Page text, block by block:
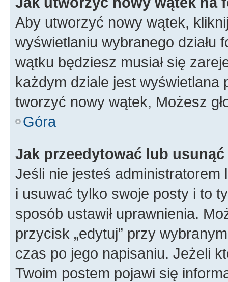
Aby utworzyć nowy wątek,
wyświetlaniu wybranego działu
wątku będziesz musiał się
każdym dziale jest wyświetlana
tworzyć nowy wątek, Możesz
Góra
Jak przeedytować lub
Jeśli nie jesteś
i usuwać tylko swoje posty i to
sposób ustawił uprawnienia.
przycisk „edytuj” przy
czas po jego napisaniu. Jeżeli
Twoim postem pojawi się